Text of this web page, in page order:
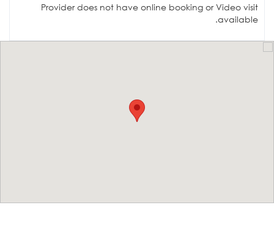
Provider does not have online booking or Video visit
available.